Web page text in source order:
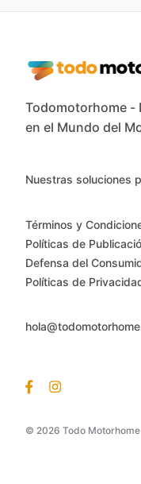
Todomotorhome -
en el Mundo del
© 2026 Todo Motorhome
Nuestras soluciones
Términos y
Políticas de
Defensa del
Políticas de